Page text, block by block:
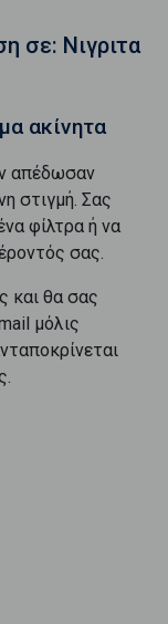
σε: Νιγριτα
ακίνητα
απέδωσαν
στιγμή. Σας
φίλτρα ή να
σας.
και θα σας
μόλις